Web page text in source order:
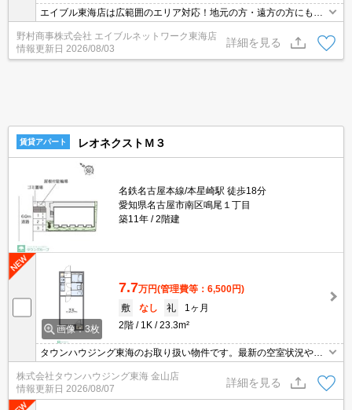
エイブル東海店は広範囲のエリア対応！地元の方・遠方の方にも公
平な視点で提案♪見るだけ・オンライン可！
野村商事株式会社 エイブルネットワーク東海店
情報更新日 2026/08/03
詳細を見る
賃貸アパート レオネクストＭ３
名鉄名古屋本線/本星崎駅 徒歩18分
愛知県名古屋市南区鳴尾１丁目
築11年
2階建
画像：3枚
7.7万円(管理費等：6,500円)
敷
なし 礼
1ヶ月
2階
1K 23.3m²
タウンハウジング東海のお取り扱い物件です。最新の空室状況やの
詳細などお気軽にお問い合わせ下さい。
株式会社タウンハウジング東海 金山店
情報更新日 2026/08/07
詳細を見る